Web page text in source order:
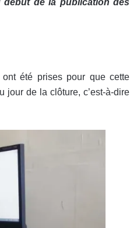
début de la publication des
été prises pour que cette
jour de la clôture, c’est-à-dire